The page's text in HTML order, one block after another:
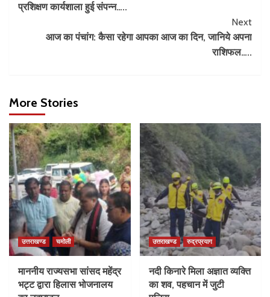
प्रशिक्षण कार्यशाला हुई संपन्न…..
Next
आज का पंचांग: कैसा रहेगा आपका आज का दिन, जानिये अपना
राशिफल…..
More Stories
उत्तराखण्ड चमोली
माननीय राज्यसभा सांसद महेंद्र
भट्ट द्वारा हिलास भोजनालय
उत्तराखण्ड रुद्रप्रयाग
नदी किनारे मिला अज्ञात व्यक्ति
का शव, पहचान में जुटी